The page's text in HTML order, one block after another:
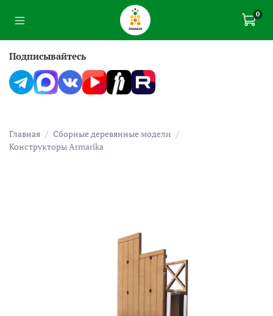
0
Главная
Сборные деревянные модели
Конструкторы Armarika
Подписывайтесь